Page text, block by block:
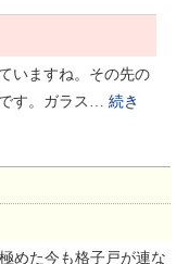
いますね。その先の
す。ガラス… 続き
めた今も格子戸が連な